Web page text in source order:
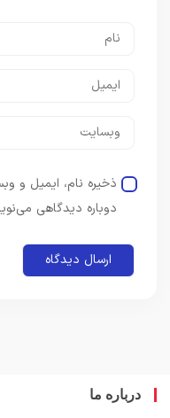
ذخیره نام، ایمیل و وبسایت
دوباره دیدگاهی می‌نویسم.
ما